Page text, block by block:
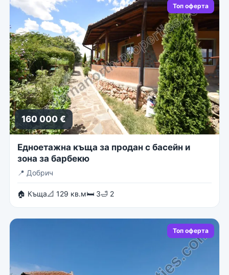
Топ оферта
160 000 €
Едноетажна къща за продан с басейн и
зона за барбекю
📍 Добрич
🏠 Къща📐 129 кв.м🛏 3🛁 2
Топ оферта